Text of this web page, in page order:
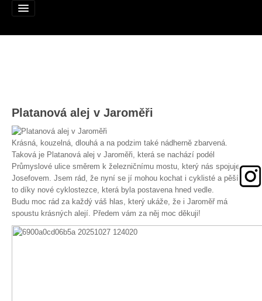
Nominujte alej
Nominované aleje
Podpořte
Naši patroni
Platanová alej v Jaroměři
Krásná, kouzelná, dlouhá a na podzim také nádherně zbarvená.
Taková je Platanová alej v Jaroměři, která se nachází podél
Průmyslové ulice směrem k železničnímu mostu, který nás spojuje s
Josefovem. Jsem rád, že nyní se jí mohou kochat i cyklisté a pěší, a
to díky nové cyklostezce, která byla postavena hned vedle.
Budu moc rád za každý váš hlas, který ukáže, že i Jaroměř má
spoustu krásných alejí. Předem vám za něj moc děkuji!